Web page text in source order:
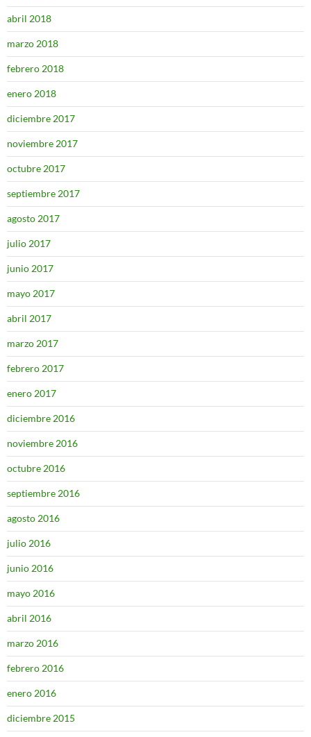
abril 2018
marzo 2018
febrero 2018
enero 2018
diciembre 2017
noviembre 2017
octubre 2017
septiembre 2017
agosto 2017
julio 2017
junio 2017
mayo 2017
abril 2017
marzo 2017
febrero 2017
enero 2017
diciembre 2016
noviembre 2016
octubre 2016
septiembre 2016
agosto 2016
julio 2016
junio 2016
mayo 2016
abril 2016
marzo 2016
febrero 2016
enero 2016
diciembre 2015